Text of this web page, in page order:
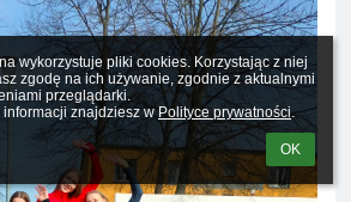
wykorzystuje pliki cookies. Korzystając z niej
zgodę na ich używanie, zgodnie z aktualnymi
przeglądarki.
informacji znajdziesz w Polityce prywatności.
OK